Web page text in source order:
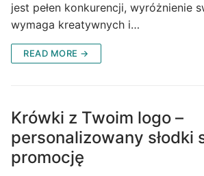
jest pełen konkurencji, wyróżnienie
wymaga kreatywnych i…
READ MORE →
Krówki z Twoim logo –
personalizowany słodki
promocję